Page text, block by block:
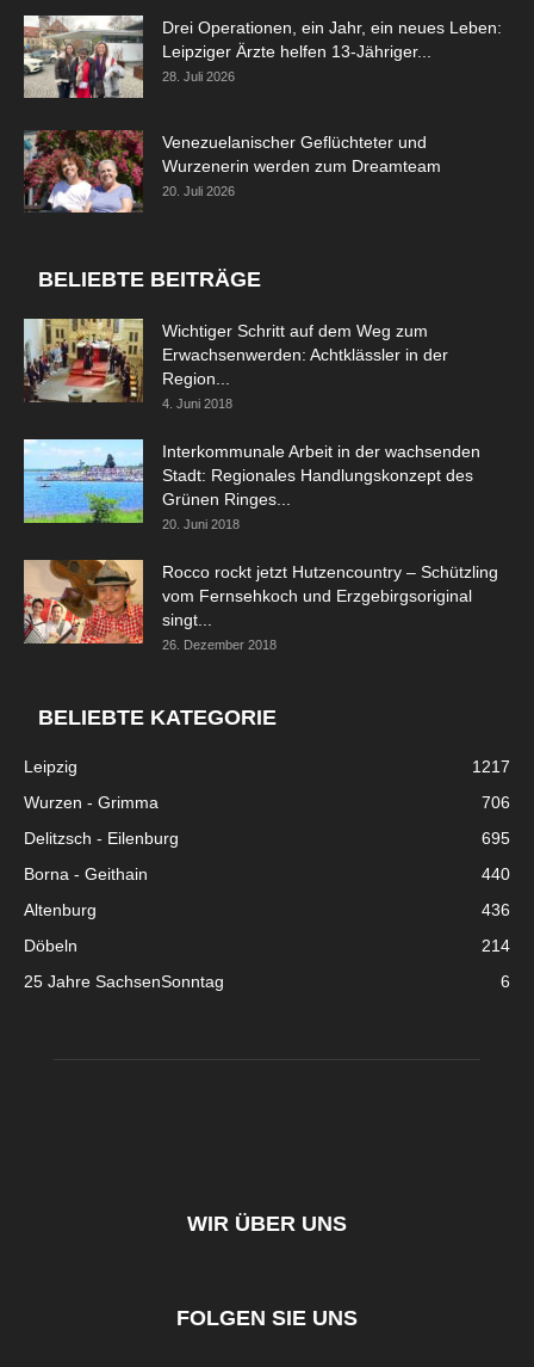
Drei Operationen, ein Jahr, ein neues Leben:
Leipziger Ärzte helfen 13-Jähriger...
28. Juli 2026
Venezuelanischer Geflüchteter und
Wurzenerin werden zum Dreamteam
20. Juli 2026
BELIEBTE BEITRÄGE
Wichtiger Schritt auf dem Weg zum
Erwachsenwerden: Achtklässler in der
Region...
4. Juni 2018
Interkommunale Arbeit in der wachsenden
Stadt: Regionales Handlungskonzept des
Grünen Ringes...
20. Juni 2018
Rocco rockt jetzt Hutzencountry – Schützling
vom Fernsehkoch und Erzgebirgsoriginal
singt...
26. Dezember 2018
BELIEBTE KATEGORIE
Leipzig
1217
Wurzen - Grimma
706
Delitzsch - Eilenburg
695
Borna - Geithain
440
Altenburg
436
Döbeln
214
25 Jahre SachsenSonntag
6
WIR ÜBER UNS
FOLGEN SIE UNS